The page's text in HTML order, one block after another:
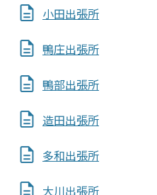
小田出張所
鴨庄出張所
鴨部出張所
造田出張所
多和出張所
大川出張所